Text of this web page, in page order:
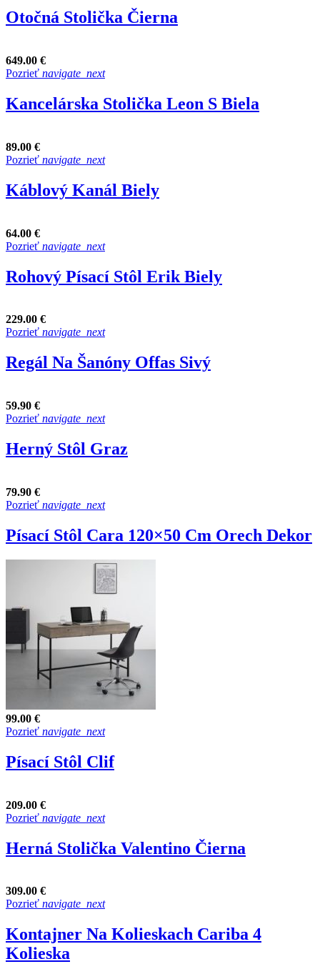
Otočná Stolička Čierna
649.00 €
Pozrieť navigate_next
Kancelárska Stolička Leon S Biela
89.00 €
Pozrieť navigate_next
Káblový Kanál Biely
64.00 €
Pozrieť navigate_next
Rohový Písací Stôl Erik Biely
229.00 €
Pozrieť navigate_next
Regál Na Šanóny Offas Sivý
59.90 €
Pozrieť navigate_next
Herný Stôl Graz
79.90 €
Pozrieť navigate_next
Písací Stôl Cara 120×50 Cm Orech Dekor
99.00 €
Pozrieť navigate_next
Písací Stôl Clif
209.00 €
Pozrieť navigate_next
Herná Stolička Valentino Čierna
309.00 €
Pozrieť navigate_next
Kontajner Na Kolieskach Cariba 4
Kolieska